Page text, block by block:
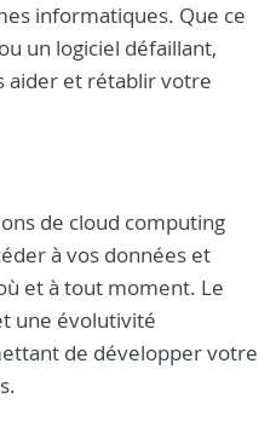
informatiques. Que ce
un logiciel défaillant,
aider et rétablir votre
de cloud computing
à vos données et
et à tout moment. Le
une évolutivité
de développer votre